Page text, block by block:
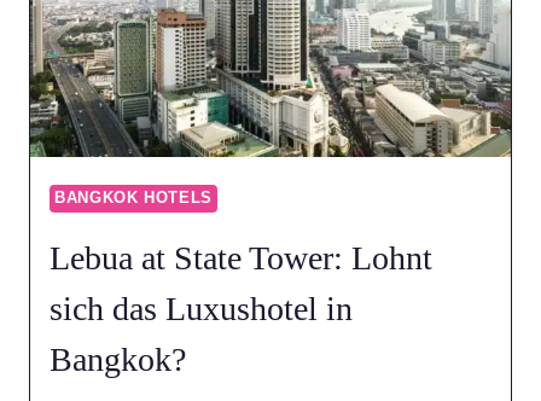
BANGKOK HOTELS
Lebua at State Tower: Lohnt
sich das Luxushotel in
Bangkok?